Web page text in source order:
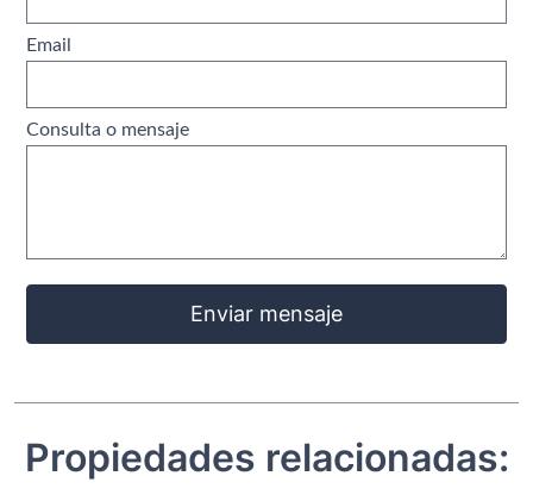
Email
Consulta o mensaje
Enviar mensaje
Propiedades relacionadas: